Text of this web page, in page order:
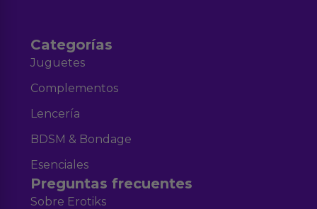
Categorías
Juguetes
Complementos
Lencería
BDSM & Bondage
Esenciales
Preguntas frecuentes
Sobre Erotiks